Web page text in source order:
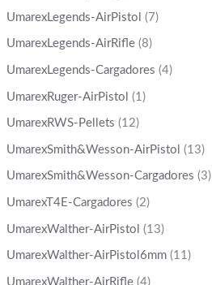
UmarexLegends-AirPistol (7)
UmarexLegends-AirRifle (8)
UmarexLegends-Cargadores (4)
UmarexRuger-AirPistol (1)
UmarexRWS-Pellets (12)
UmarexSmith&Wesson-AirPistol (13)
UmarexSmith&Wesson-Cargadores (3)
UmarexT4E-Cargadores (2)
UmarexWalther-AirPistol (13)
UmarexWalther-AirPistol6mm (11)
UmarexWalther-AirRifle (4)